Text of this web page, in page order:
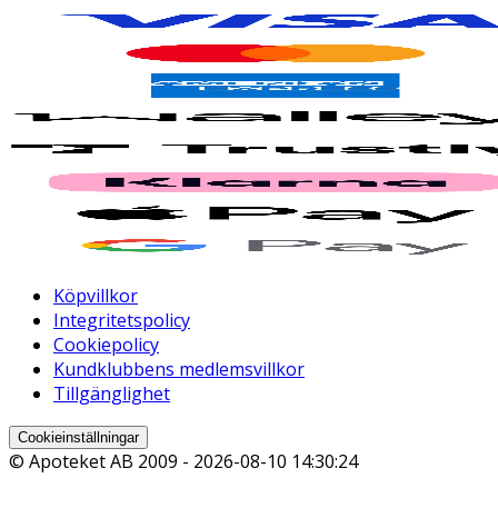
Köpvillkor
Integritetspolicy
Cookiepolicy
Kundklubbens medlemsvillkor
Tillgänglighet
Cookieinställningar
© Apoteket AB 2009 - 2026-08-10 14:30:24